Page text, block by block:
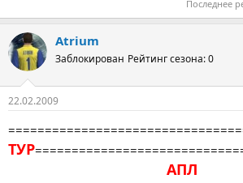
Последнее
Atrium
Заблокирован Рейтинг сезона: 0
22.02.2009
ТУР
АПЛ